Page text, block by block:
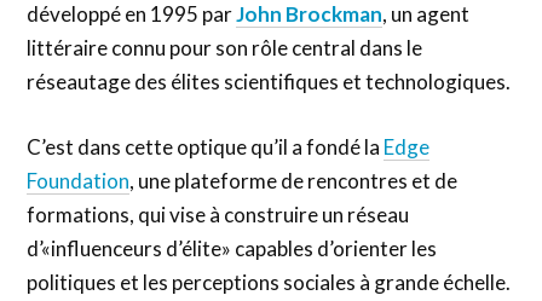
développé en 1995 parJohn Brockman, un agent
littéraire connu pour son rôle central dans le
réseautage des élites scientifiques et technologiques.
C’est dans cette optique qu’il a fondé la Edge
Foundation, une plateforme de rencontres et de
formations, qui vise à construire un réseau
d’«influenceurs d’élite» capables d’orienter les
politiques et les perceptions sociales à grande échelle.